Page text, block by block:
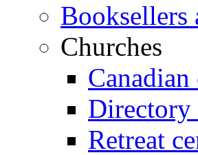
Booksellers
Churches
Directory
Retreat